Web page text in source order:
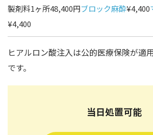
製剤料1ヶ所48,400円ブロック麻酔¥4,400
¥4,400
ヒアルロン酸注入は公的医療保険が適
です。
当日処置可能